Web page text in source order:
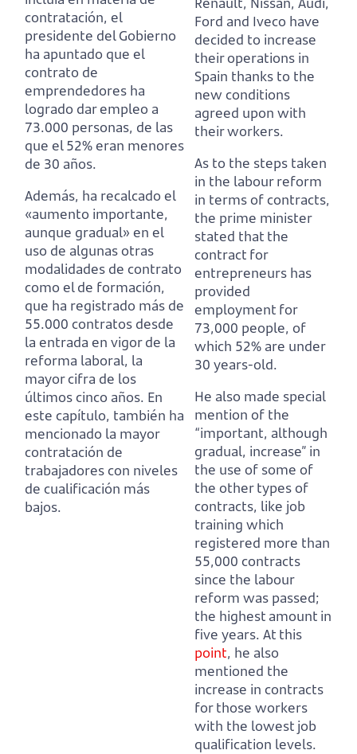
contratación, el
presidente del Gobierno
ha apuntado que el
contrato de
emprendedores ha
logrado dar empleo a
73.000 personas, de las
que el 52% eran menores
de 30 años.
Además, ha recalcado el
«aumento importante,
aunque gradual» en el
uso de algunas otras
modalidades de contrato
como el de formación,
que ha registrado más de
55.000 contratos desde
la entrada en vigor de la
reforma laboral, la
mayor cifra de los
últimos cinco años. En
este capítulo, también ha
mencionado la mayor
contratación de
trabajadores con niveles
de cualificación más
bajos.
Ford and Iveco have
decided to increase
their operations in
Spain thanks to the
new conditions
agreed upon with
their workers.
As to the steps taken
in the labour reform
in terms of contracts,
the prime minister
stated that the
contract for
entrepreneurs has
provided
employment for
73,000 people, of
which 52% are under
30 years-old.
He also made special
mention of the
“important, although
gradual, increase” in
the use of some of
the other types of
contracts, like job
training which
registered more than
55,000 contracts
since the labour
reform was passed;
the highest amount in
five years. At this
point, he also
mentioned the
increase in contracts
for those workers
with the lowest job
qualification levels.